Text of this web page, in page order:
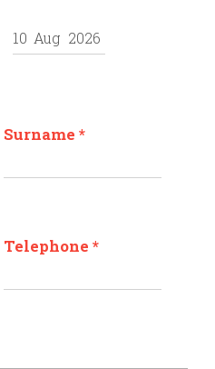
Surname *
Telephone *